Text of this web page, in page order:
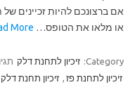
או מלאו את הטופס… More »
Category: זיכיון לתחנת דלק
זיכיון לתחנת פז , זיכיון תחנת דלק